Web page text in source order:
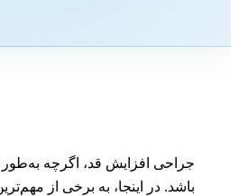
جراحی افزایش قد، اگرچه
باشد. در اینجا، به برخی از